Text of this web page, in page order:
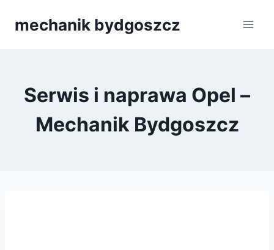
mechanik bydgoszcz
Serwis i naprawa Opel –
Mechanik Bydgoszcz